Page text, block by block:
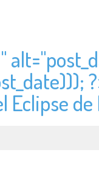
alt="
Eclipse de